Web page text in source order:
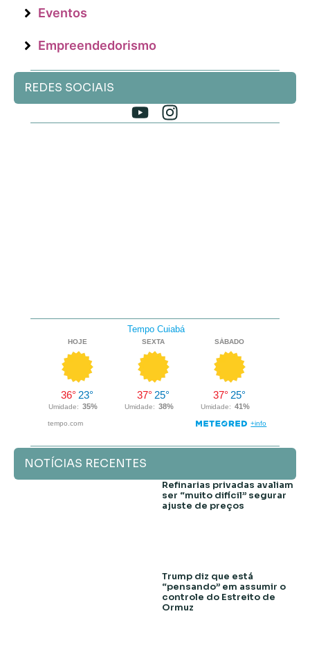
Eventos
Empreendedorismo
REDES SOCIAIS
NOTÍCIAS RECENTES
Refinarias privadas avaliam
ser “muito difícil” segurar
ajuste de preços
Trump diz que está
“pensando” em assumir o
controle do Estreito de
Ormuz